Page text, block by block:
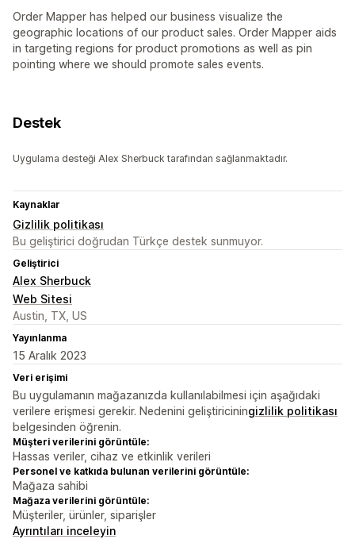
Order Mapper has helped our business visualize the
geographic locations of our product sales. Order Mapper aids
in targeting regions for product promotions as well as pin
pointing where we should promote sales events.
Destek
Uygulama desteği Alex Sherbuck tarafından sağlanmaktadır.
Kaynaklar
Gizlilik politikası
Bu geliştirici doğrudan Türkçe destek sunmuyor.
Geliştirici
Alex Sherbuck
Web Sitesi
Austin, TX, US
Yayınlanma
15 Aralık 2023
Veri erişimi
Bu uygulamanın mağazanızda kullanılabilmesi için aşağıdaki
verilere erişmesi gerekir. Nedenini geliştiriciningizlilik politikası
belgesinden öğrenin.
Müşteri verilerini görüntüle:
Hassas veriler, cihaz ve etkinlik verileri
Personel ve katkıda bulunan verilerini görüntüle:
Mağaza sahibi
Mağaza verilerini görüntüle:
Müşteriler, ürünler, siparişler
Ayrıntıları inceleyin